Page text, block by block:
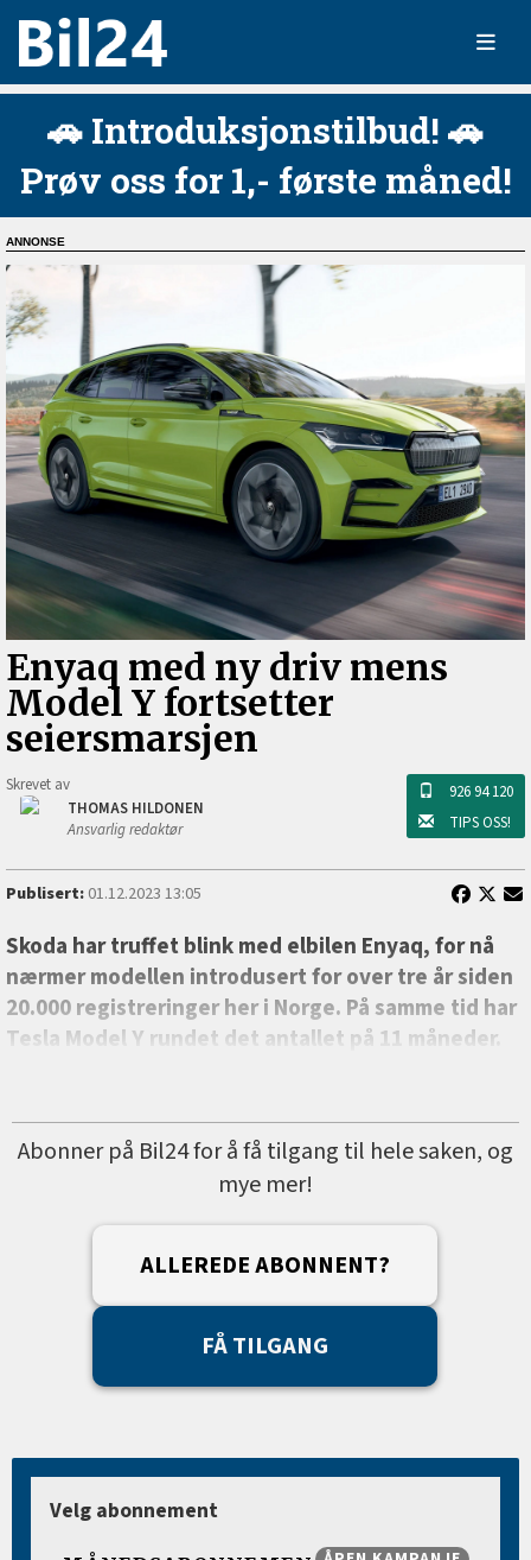
🚗 Introduksjonstilbud! 🚗
Prøv oss for 1,- første måned!
Enyaq med ny driv mens
Model Y fortsetter
seiersmarsjen
Skrevet av
THOMAS HILDONEN
Ansvarlig redaktør
926 94 120
TIPS OSS!
Publisert:01.12.2023 13:05
Skoda har truffet blink med elbilen Enyaq, for nå
nærmer modellen introdusert for over tre år siden
20.000 registreringer her i Norge. På samme tid har
Tesla Model Y rundet det antallet på 11 måneder.
Abonner på Bil24 for å få tilgang til hele saken, og
mye mer!
ALLEREDE ABONNENT?
FÅ TILGANG
Velg abonnement